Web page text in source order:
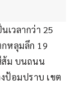
เวลากว่า 25
หลุมลึก 19
ส้ม บนถนน
ป้อมปราบ เขต